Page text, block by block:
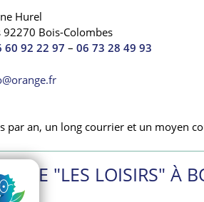
Hurel
Bois-Colombes
60 92 22 97 – 06 73 28 49 93
par an, un long courrier et un moyen
"LES LOISIRS" À